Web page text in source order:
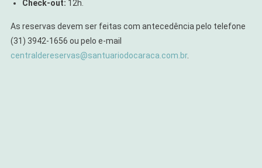
Check-out: 12h.
As reservas devem ser feitas com antecedência pelo telefone
(31) 3942-1656 ou pelo e-mail
centraldereservas@santuariodocaraca.com.br.